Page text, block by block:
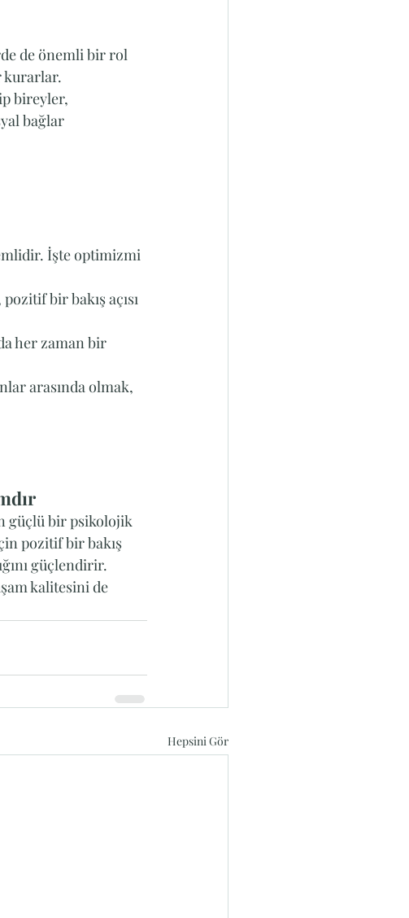
de önemli bir rol
kurarlar.
bireyler,
bağlar
İşte optimizmi
bir bakış açısı
her zaman bir
arasında olmak,
güçlü bir psikolojik
pozitif bir bakış
güçlendirir.
kalitesini de
Hepsini Gör